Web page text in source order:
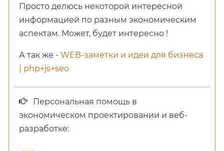
Просто делюсь некоторой интересной
информацией по разным экономическим
аспектам. Может, будет интересно !
А так же - WEB-заметки и идеи для бизнеса
| php+js+seo
Персональная помощь в
экономическом проектировании и веб-
разработке: